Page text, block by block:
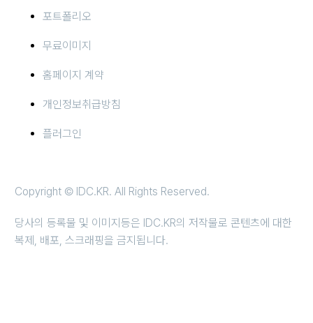
포트폴리오
무료이미지
홈페이지 계약
개인정보취급방침
플러그인
Copyright © IDC.KR. All Rights Reserved.
당사의 등록물 및 이미지등은 IDC.KR의 저작물로 콘텐츠에 대한
복제, 배포, 스크래핑을 금지됩니다.